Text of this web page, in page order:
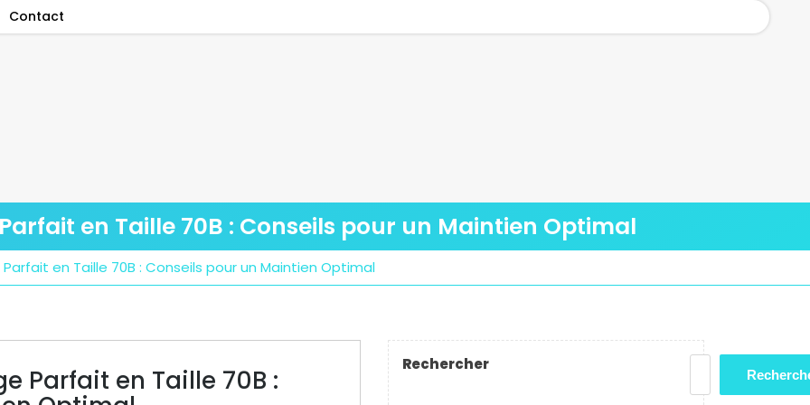
Contact
en Taille 70B : Conseils pour un Maintien Optimal
en Taille 70B : Conseils pour un Maintien Optimal
Parfait en Taille 70B :
Rechercher